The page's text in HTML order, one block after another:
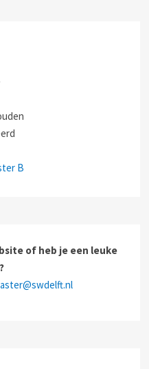
B
of heb je een leuke